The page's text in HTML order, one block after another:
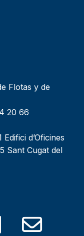
Flotas y de
20 66
d’Oficines
Sant Cugat del